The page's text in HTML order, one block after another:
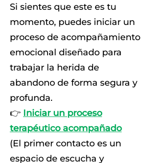
Si sientes que este es tu
momento, puedes iniciar un
proceso de acompañamiento
emocional diseñado para
trabajar la herida de
abandono de forma segura y
profunda.
👉 Iniciar un proceso
terapéutico acompañado
(El primer contacto es un
espacio de escucha y